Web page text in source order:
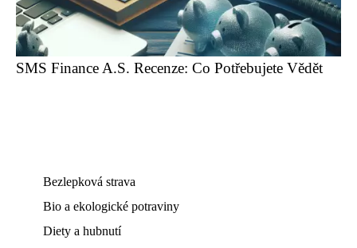
SMS Finance A.S. Recenze: Co Potřebujete Vědět
Bezlepková strava
Bio a ekologické potraviny
Diety a hubnutí